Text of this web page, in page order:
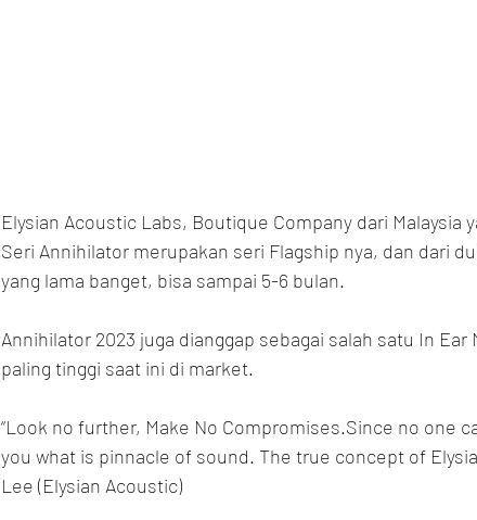
Elysian Acoustic Labs, Boutique Company dari Malaysia
Seri Annihilator merupakan seri Flagship nya, dan dari
yang lama banget, bisa sampai 5-6 bulan.
Annihilator 2023 juga dianggap sebagai salah satu In
paling tinggi saat ini di market.
“Look no further, Make No Compromises.Since no one
you what is pinnacle of sound. The true concept of
Lee (Elysian Acoustic)